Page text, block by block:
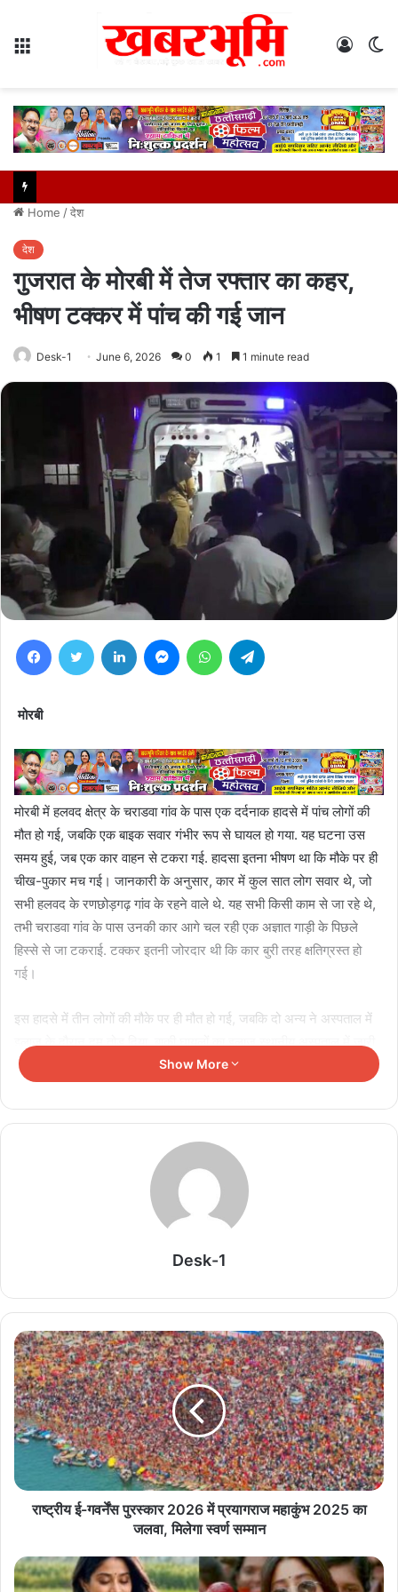
Log
Home /देश
देश
गुजरात के मोरबी में तेज रफ्तार का कहर,
भीषण टक्कर में पांच की गई जान
Desk-1 June 6, 2026 0 1 1 minute read
FacebookTwitter LinkedIn MessengerWhatsApp
मोरबी
मोरबी में हलवद क्षेत्र के चराडवा गांव के पास एक दर्दनाक हादसे में पांच लोगों की
मौत हो गई, जबकि एक बाइक सवार गंभीर रूप से घायल हो गया. यह घटना उस
समय हुई, जब एक कार वाहन से टकरा गई. हादसा इतना भीषण था कि मौके पर ही
चीख-पुकार मच गई। जानकारी के अनुसार, कार में कुल सात लोग सवार थे, जो
सभी हलवद के रणछोड़गढ़ गांव के रहने वाले थे. यह सभी किसी काम से जा रहे थे,
तभी चराडवा गांव के पास उनकी कार आगे चल रही एक अज्ञात गाड़ी के पिछले
हिस्से से जा टकराई. टक्कर इतनी जोरदार थी कि कार बुरी तरह क्षतिग्रस्त हो
गई।
इस हादसे में तीन लोगों की मौके पर ही मौत हो गई, जबकि दो अन्य ने अस्पताल में
इलाज के दौरान दम तोड़ दिया. बाकी घायलों का इलाज स्थानीय अस्पताल में जारी
है. सूचना के बाद पुलिस टीम मौके पर पहुंची और जायजा लिया. पुलिस ने शव कब्जे
केंद्रीय संचार मंत्री ज्योतिरादित्य सिंधिया से चेम्बर
पदाधिकारियों ने की सौजन्य भेंट, विभिन्न महत्वपूर्ण विषयों पर
किया आग्रह
August 6, 2026
Tarun Tejpal Case: यौन उत्पीड़न केस में 10 साल की
कैद, 5 लाख रुपये जुर्माना भी भरना होगा
August 6, 2026
Tehelka Rape Case: हाईकोर्ट ने ट्रायल कोर्ट का
फैसला बदला, तरुण तेजपाल दोषी करार
August 6, 2026
PM मोदी से मिले Netflix के Co-CEO, भारत को
Global Content Hub बनाने पर बनी रणनीति
August 6, 2026
की खामियों को लेकर मांगी माफी
Show More
Desk-1
राष्ट्रीय ई-गवर्नेंस पुरस्कार 2026 में प्रयागराज महाकुंभ 2025 का
जलवा, मिलेगा स्वर्ण सम्मान